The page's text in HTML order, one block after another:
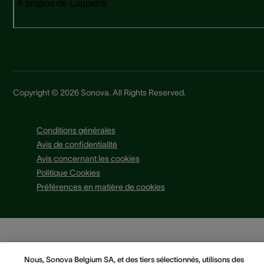
À propos de Lapperre
Copyright © 2026 Sonova. All Rights Reserved.
Conditions générales
Avis de confidentialité
Avis concernant les cookies
Politique Cookies
Préférences en matière de cookies
Nous, Sonova Belgium SA, et des tiers sélectionnés, utilisons des